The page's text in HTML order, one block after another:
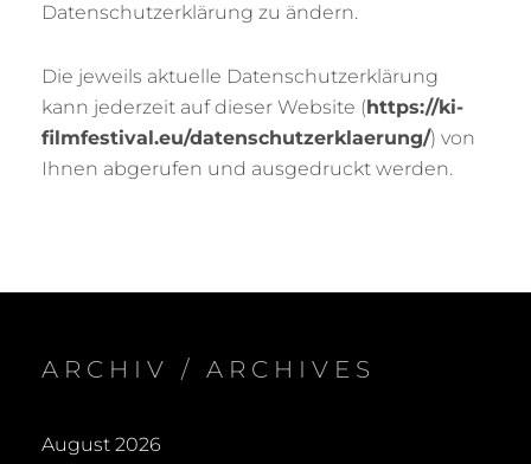
Datenschutzerklärung zu ändern.
Die jeweils aktuelle Datenschutzerklärung
kann jederzeit auf dieser Website (https://ki-
filmfestival.eu/datenschutzerklaerung/) von
Ihnen abgerufen und ausgedruckt werden.
ARCHIV / ARCHIVES
August 2026